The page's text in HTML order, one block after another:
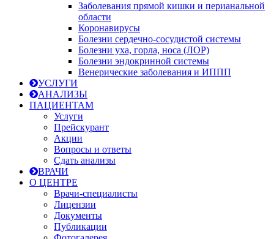
Заболевания прямой кишки и перианальной
области
Коронавирусы
Болезни сердечно-сосудистой системы
Болезни уха, горла, носа (ЛОР)
Болезни эндокринной системы
Венерические заболевания и ИППП
УСЛУГИ
АНАЛИЗЫ
ПАЦИЕНТАМ
Услуги
Прейскурант
Акции
Вопросы и ответы
Сдать анализы
ВРАЧИ
О ЦЕНТРЕ
Врачи-специалисты
Лицензии
Документы
Публикации